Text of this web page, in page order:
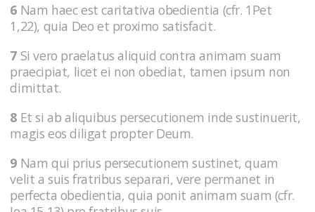
6 Nam haec est caritativa obedientia (cfr. 1Pet
1,22), quia Deo et proximo satisfacit.
7 Si vero praelatus aliquid contra animam suam
praecipiat, licet ei non obediat, tamen ipsum non
dimittat.
8 Et si ab aliquibus persecutionem inde sustinuerit,
magis eos diligat propter Deum.
9 Nam qui prius persecutionem sustinet, quam
velit a suis fratribus separari, vere permanet in
perfecta obedientia, quia ponit animam suam (cfr.